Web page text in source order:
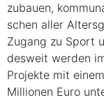
zu­bau­en,
schen aller
Zugang zu Sport
des­weit wer­den
Pro­jek­te mit
Mil­lio­nen Euro